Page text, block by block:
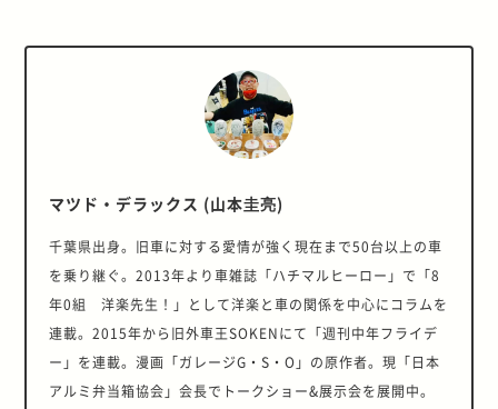
マツド・デラックス (山本圭亮)
千葉県出身。旧車に対する愛情が強く現在まで50台以上の車
を乗り継ぐ。2013年より車雑誌「ハチマルヒーロー」で「8
年0組 洋楽先生！」として洋楽と車の関係を中心にコラムを
連載。2015年から旧外車王SOKENにて「週刊中年フライデ
ー」を連載。漫画「ガレージG・S・O」の原作者。現「日本
アルミ弁当箱協会」会長でトークショー&展示会を展開中。